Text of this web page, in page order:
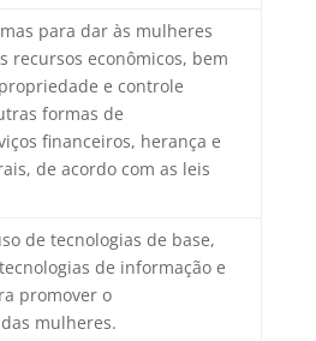
para dar às mulheres
recursos econômicos, bem
e controle
formas de
financeiros, herança e
de acordo com as leis
de tecnologias de base,
de informação e
promover o
mulheres.